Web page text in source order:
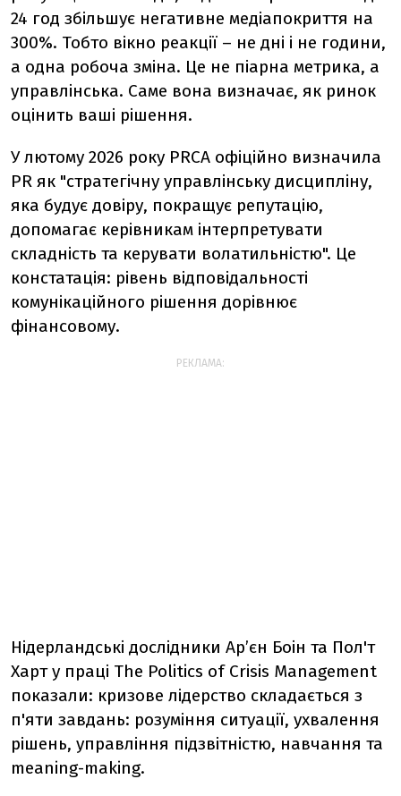
24 год збільшує негативне медіапокриття на
300%. Тобто вікно реакції – не дні і не години,
а одна робоча зміна. Це не піарна метрика, а
управлінська. Саме вона визначає, як ринок
оцінить ваші рішення.
У лютому 2026 року PRCA офіційно визначила
PR як "стратегічну управлінську дисципліну,
яка будує довіру, покращує репутацію,
допомагає керівникам інтерпретувати
складність та керувати волатильністю". Це
констатація: рівень відповідальності
комунікаційного рішення дорівнює
фінансовому.
РЕКЛАМА:
Нідерландські дослідники Арʼєн Боін та Пол'т
Харт у праці The Politics of Crisis Management
показали: кризове лідерство складається з
п'яти завдань: розуміння ситуації, ухвалення
рішень, управління підзвітністю, навчання та
meaning-making.